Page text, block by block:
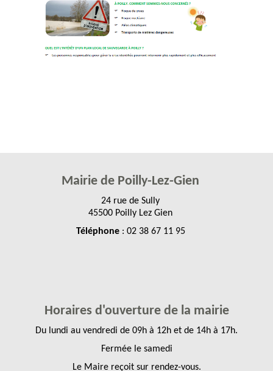
Mairie de Poilly-Lez-Gien
24 rue de Sully
45500 Poilly Lez Gien
Téléphone: 02 38 67 11 95
Horaires d'ouverture de la mairie
Du lundi au vendredi de 09h à 12h et de 14h à 17h.
Fermée le samedi
Le Maire reçoit sur rendez-vous.